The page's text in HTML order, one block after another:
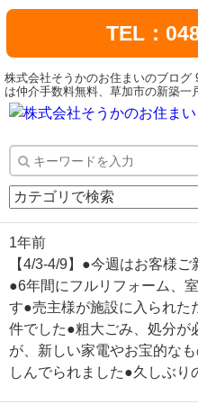
TEL：
株式会社そうかのお住まいのブログ
は仲介手数料無料、草加市の新築
1年前
【4/3-4/9】●今週はお客様
●6年間にフルリフォーム、
す●売主様が施設に入られた
件でした●粗大ごみ、処分が
が、新しい家電やお宝的な
しんでられました●久しぶり